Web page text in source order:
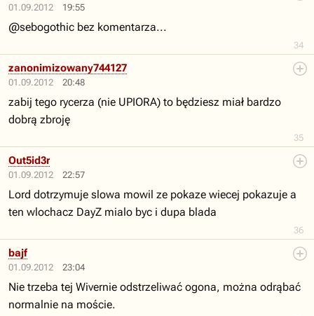
01.09.2012 19:55
34
@sebogothic bez komentarza...
01.09.2012 20:48
35
zanonimizowany744127
zabij tego rycerza (nie UPIORA) to będziesz miał bardzo
dobrą zbroję
01.09.2012 22:57
36
Out5id3r
Lord dotrzymuje slowa mowil ze pokaze wiecej pokazuje a
ten wlochacz DayZ mialo byc i dupa blada
01.09.2012 23:04
bajf
Nie trzeba tej Wivernie odstrzeliwać ogona, można odrąbać
normalnie na moście.